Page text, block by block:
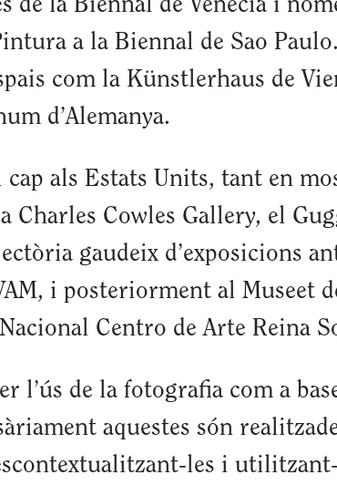
de la Biennal de Venècia i
a la Biennal de Sao
com la Künstlerhaus de
d’Alemanya.
als Estats Units, tant en
Charles Cowles Gallery, el
gaudeix d’exposicions
i posteriorment al Museet
Centro de Arte Reina
l’ús de la fotografia com a
aquestes són
les i